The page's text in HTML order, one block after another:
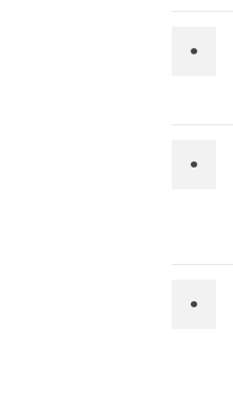
•
•
•